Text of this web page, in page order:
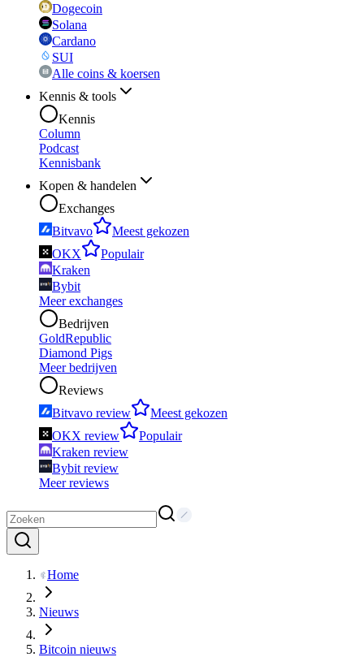
Dogecoin
Solana
Cardano
SUI
Alle coins & koersen
Kennis & tools
Kennis
Column
Podcast
Kennisbank
Kopen & handelen
Exchanges
Bitvavo
Meest gekozen
OKX
Populair
Kraken
Bybit
Meer exchanges
Bedrijven
GoldRepublic
Diamond Pigs
Meer bedrijven
Reviews
Bitvavo review
Meest gekozen
OKX review
Populair
Kraken review
Bybit review
Meer reviews
Home
Nieuws
Bitcoin nieuws